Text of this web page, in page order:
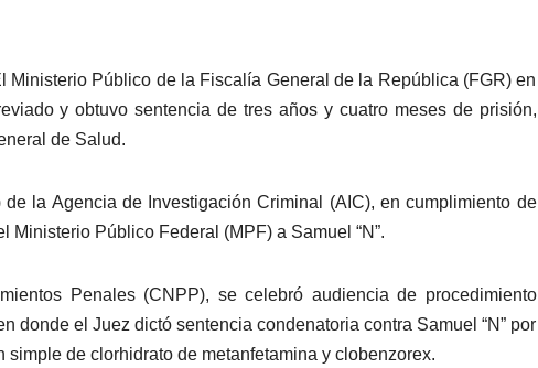
Público de la Fiscalía General de la República (FGR) en
y obtuvo sentencia de tres años y cuatro meses de prisión,
de Salud.
la Agencia de Investigación Criminal (AIC), en cumplimiento de
Público Federal (MPF) a Samuel “N”.
Penales (CNPP), se celebró audiencia de procedimiento
donde el Juez dictó sentencia condenatoria contra Samuel “N” por
de clorhidrato de metanfetamina y clobenzorex.